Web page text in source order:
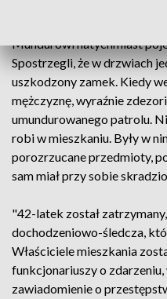
Mundurowi natychmiast
Spostrzegli, że w drzwiach
uszkodzony zamek. Kiedy
mężczyznę, wyraźnie
umundurowanego patrolu.
robi w mieszkaniu. Były w
porozrzucane przedmioty,
sam miał przy sobie
"42-latek został
dochodzeniowo-śledcza,
Właściciele mieszkania
funkcjonariuszy o
zawiadomienie o